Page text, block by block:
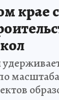
крае